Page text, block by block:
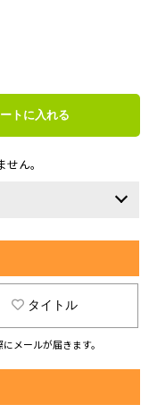
トに入れる
ん。
タイトル
メールが届きます。